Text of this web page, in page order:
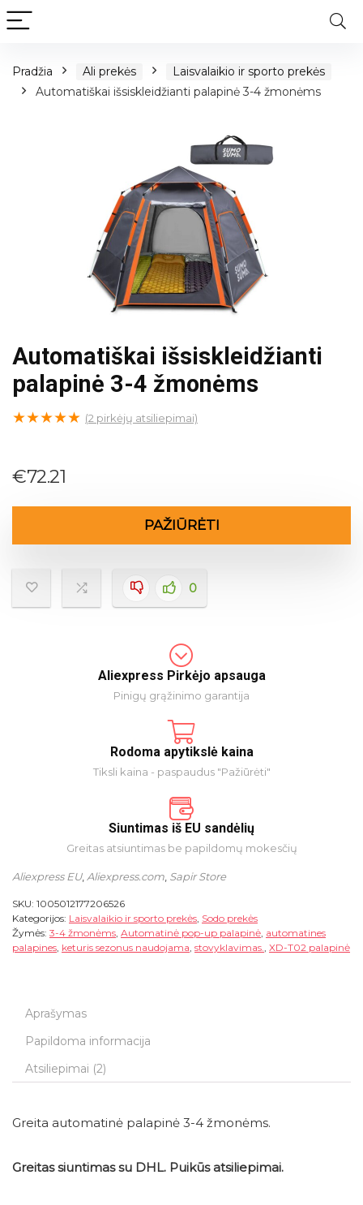
Pradžia Ali prekės
Laisvalaikio ir sporto prekės
Automatiškai išsiskleidžianti palapinė 3-4 žmonėms
Automatiškai išsiskleidžianti
palapinė 3-4 žmonėms
★★★★★ (2 pirkėjų atsiliepimai)
€72.21
PAŽIŪRĖTI
0
Aliexpress Pirkėjo apsauga
Pinigų grąžinimo garantija
Rodoma apytikslė kaina
Tiksli kaina - paspaudus "Pažiūrėti"
Siuntimas iš EU sandėlių
Greitas atsiuntimas be papildomų mokesčių
Aliexpress EU, Aliexpress.com Sapir Store
SKU: 1005012177206526
Kategorijos: Laisvalaikio ir sporto prekės, Sodo prekės
Žymės: 3-4 žmonėms, Automatinė pop-up palapinė, automatines
palapines, keturis sezonus naudojama, stovyklavimas., XD-T02 palapinė
Aprašymas
Papildoma informacija
Atsiliepimai (2)
Greita automatinė palapinė 3-4 žmonėms.
Greitas siuntimas su DHL. Puikūs atsiliepimai.